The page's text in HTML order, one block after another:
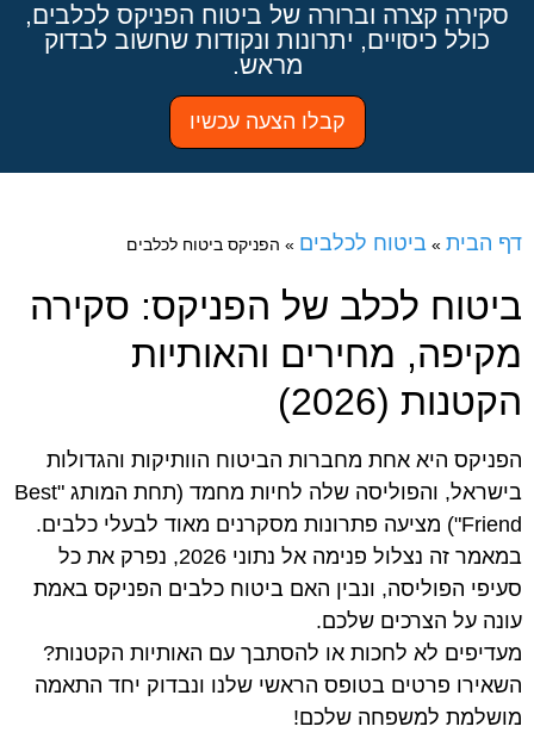
סקירה קצרה וברורה של ביטוח הפניקס לכלבים,
כולל כיסויים, יתרונות ונקודות שחשוב לבדוק
מראש.
קבלו הצעה עכשיו
דף הבית » ביטוח לכלבים » הפניקס ביטוח לכלבים
ביטוח לכלב של הפניקס: סקירה
מקיפה, מחירים והאותיות
הקטנות (2026)
הפניקס היא אחת מחברות הביטוח הוותיקות והגדולות
בישראל, והפוליסה שלה לחיות מחמד (תחת המותג "Best
Friend") מציעה פתרונות מסקרנים מאוד לבעלי כלבים
.
במאמר זה נצלול פנימה אל נתוני 2026, נפרק את כל
סעיפי הפוליסה, ונבין האם ביטוח כלבים הפניקס באמת
עונה על הצרכים שלכם.
מעדיפים לא לחכות או להסתבך עם האותיות הקטנות?
השאירו פרטים בטופס הראשי שלנו ונבדוק יחד התאמה
מושלמת למשפחה שלכם!